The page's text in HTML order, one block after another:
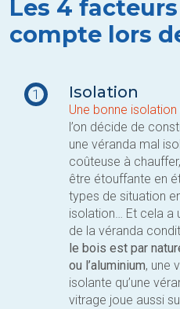
Les 4
compte lors
1 Isolation
Une bonne isolation
l’on décide de
une véranda mal
coûteuse à
être étouffante en
types de situation
isolation… Et cela a
de la véranda
le bois est par
ou l’aluminium, une
isolante qu’une
vitrage joue aussi